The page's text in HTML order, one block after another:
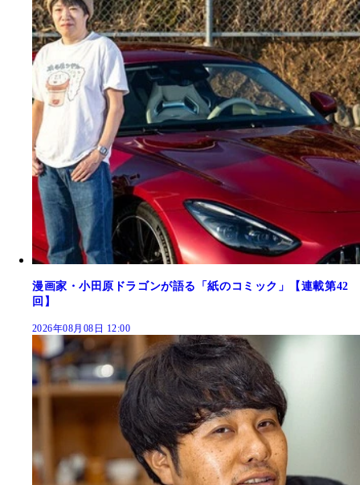
漫画家・小田原ドラゴンが語る「紙のコミック」【連載第42
回】
2026年08月08日 12:00